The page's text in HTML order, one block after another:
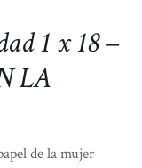
1 x 18 –
LA
de la mujer